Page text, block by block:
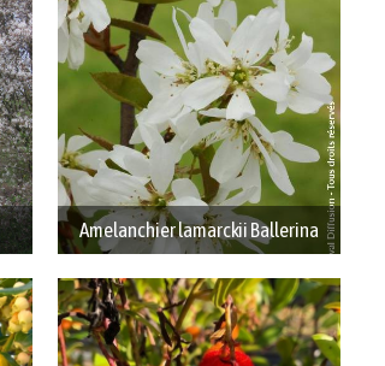
Amelanchier lamarckii Ballerina